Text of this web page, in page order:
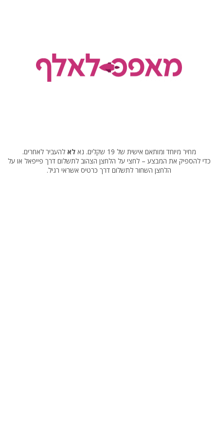
מחיר מיוחד ומותאם אישית של 19 שקלים. נא לאלהעביר לאחרים.
כדי להספיק את המבצע – לחצי על הלחצן הצהוב לתשלום דרך פייפאל או על
הלחצן השחור לתשלום דרך כרטיס אשראי רגיל.